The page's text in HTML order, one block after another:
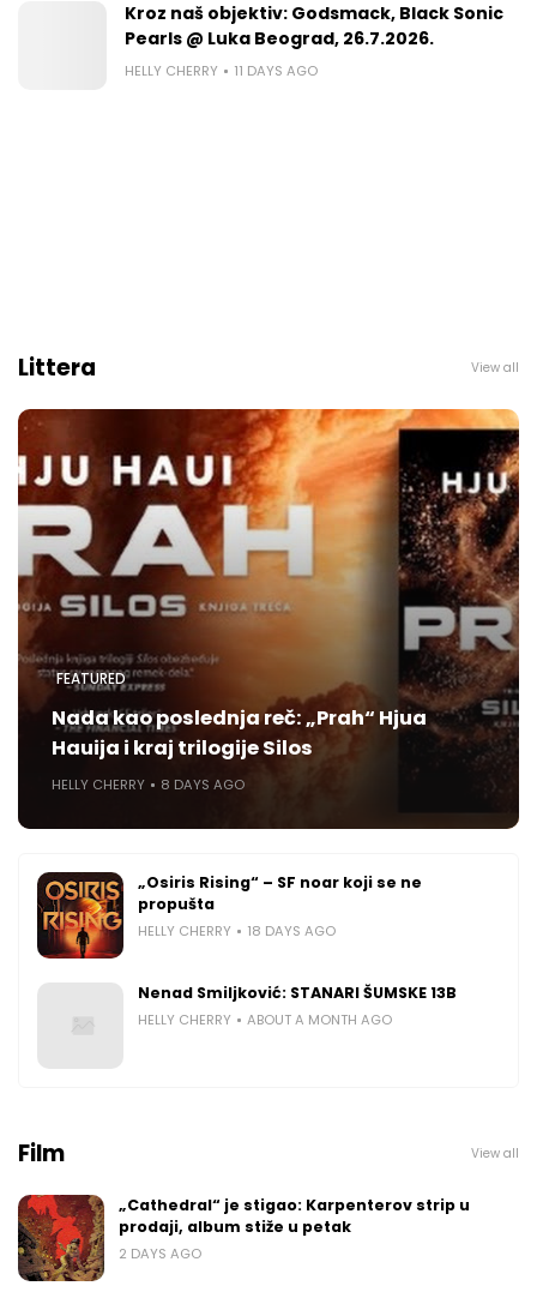
Kroz naš objektiv: Godsmack, Black Sonic
Pearls @ Luka Beograd, 26.7.2026.
HELLY CHERRY 11 DAYS AGO
Littera View all
FEATURED
Nada kao poslednja reč: „Prah“ Hjua
Hauija i kraj trilogije Silos
HELLY CHERRY 8 DAYS AGO
„Osiris Rising“ – SF noar koji se ne
propušta
HELLY CHERRY 18 DAYS AGO
Nenad Smiljković: STANARI ŠUMSKE 13B
HELLY CHERRY ABOUT A MONTH AGO
Film View all
„Cathedral“ je stigao: Karpenterov strip u
prodaji, album stiže u petak
2 DAYS AGO